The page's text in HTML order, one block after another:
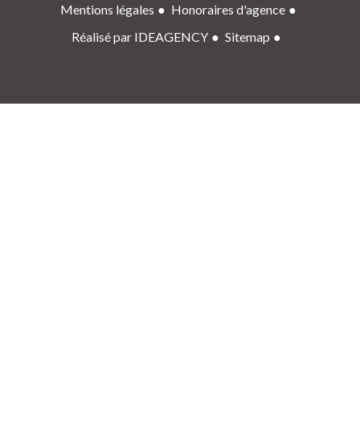
Mentions légales
Honoraires d'agence
Réalisé par IDEAGENCY
Sitemap